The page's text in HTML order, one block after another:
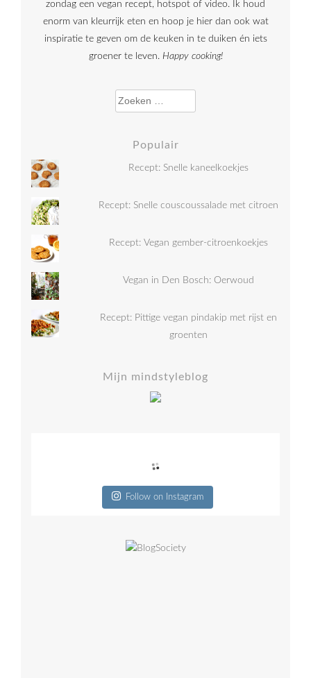
zondag een vegan recept, hotspot of video. Ik houd
enorm van kleurrijk eten en hoop je hier dan ook wat
inspiratie te geven om de keuken in te duiken én iets
groener te leven. Happy cooking!
Zoeken naar:
Populair
Recept: Snelle kaneelkoekjes
Recept: Snelle couscoussalade met citroen
Recept: Vegan gember-citroenkoekjes
Vegan in Den Bosch: Oerwoud
Recept: Pittige vegan pindakip met rijst en
groenten
Mijn mindstyleblog
Follow on Instagram